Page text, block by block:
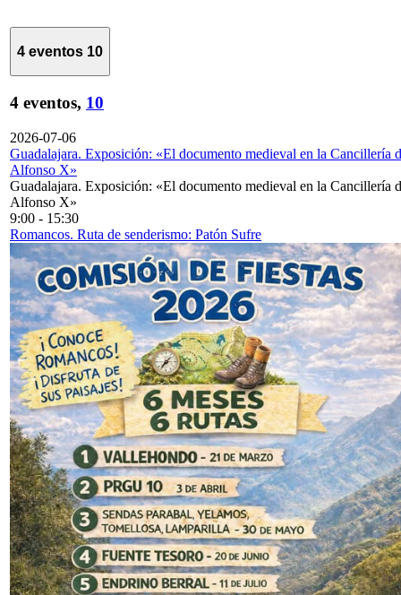
4 eventos 10
4 eventos, 10
2026-07-06
Guadalajara. Exposición: «El documento medieval en la Cancillería
Alfonso X»
Guadalajara. Exposición: «El documento medieval en la Cancillería
Alfonso X»
9:00 - 15:30
Romancos. Ruta de senderismo: Patón Sufre